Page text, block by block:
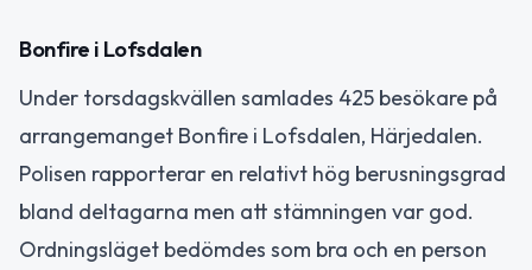
Bonfire i Lofsdalen
Under torsdagskvällen samlades 425 besökare på
arrangemanget Bonfire i Lofsdalen, Härjedalen.
Polisen rapporterar en relativt hög berusningsgrad
bland deltagarna men att stämningen var god.
Ordningsläget bedömdes som bra och en person